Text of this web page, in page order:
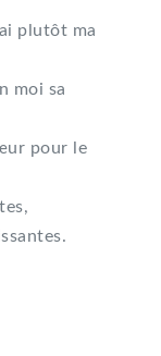
plutôt ma
moi sa
pour le